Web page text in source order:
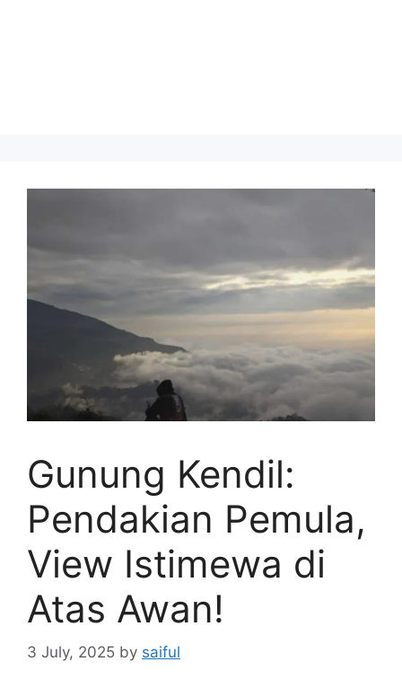
Gunung Kendil:
Pendakian Pemula,
View Istimewa di
Atas Awan!
3 July, 2025 by saiful